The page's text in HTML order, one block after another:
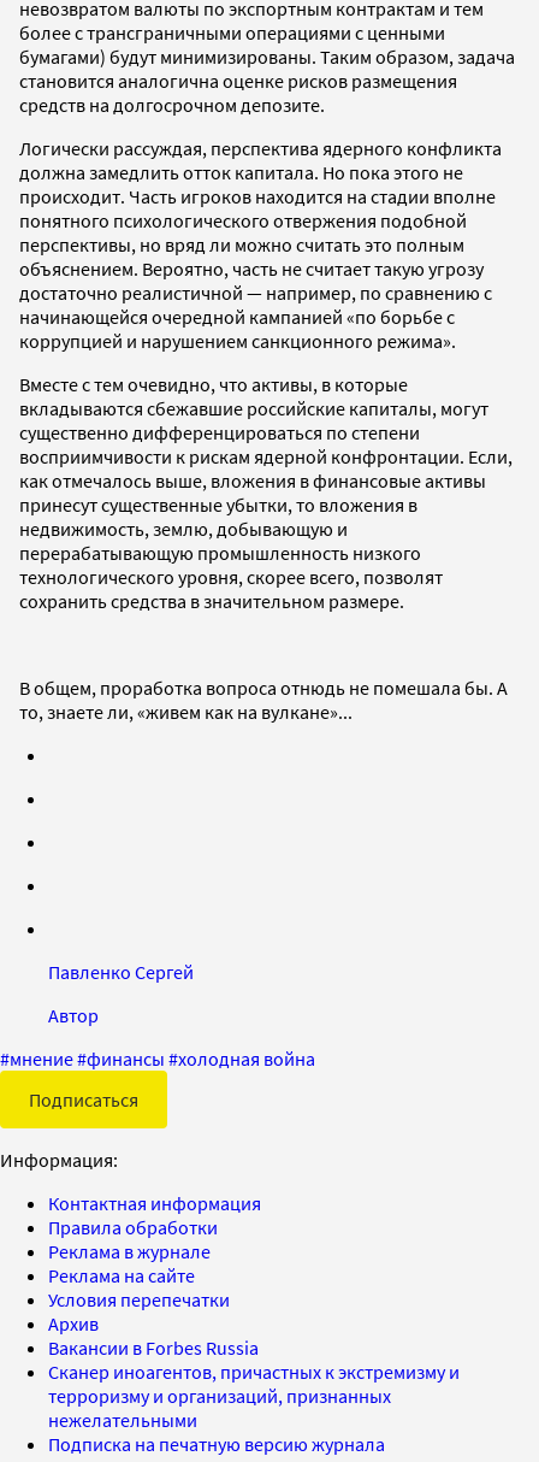
невозвратом валюты по экспортным контрактам и тем
более с трансграничными операциями с ценными
бумагами) будут минимизированы. Таким образом, задача
становится аналогична оценке рисков размещения
средств на долгосрочном депозите.
Логически рассуждая, перспектива ядерного конфликта
должна замедлить отток капитала. Но пока этого не
происходит. Часть игроков находится на стадии вполне
понятного психологического отвержения подобной
перспективы, но вряд ли можно считать это полным
объяснением. Вероятно, часть не считает такую угрозу
достаточно реалистичной — например, по сравнению с
начинающейся очередной кампанией «по борьбе с
коррупцией и нарушением санкционного режима».
Вместе с тем очевидно, что активы, в которые
вкладываются сбежавшие российские капиталы, могут
существенно дифференцироваться по степени
восприимчивости к рискам ядерной конфронтации. Если,
как отмечалось выше, вложения в финансовые активы
принесут существенные убытки, то вложения в
недвижимость, землю, добывающую и
перерабатывающую промышленность низкого
технологического уровня, скорее всего, позволят
сохранить средства в значительном размере.
В общем, проработка вопроса отнюдь не помешала бы. А
то, знаете ли, «живем как на вулкане»...
Павленко Сергей
Автор
#мнение#финансы #холодная война
Подписаться
Информация:
Контактная информация
Правила обработки
Реклама в журнале
Реклама на сайте
Условия перепечатки
Архив
Вакансии в Forbes Russia
Сканер иноагентов, причастных к экстремизму и
терроризму и организаций, признанных
нежелательными
Подписка на печатную версию журнала